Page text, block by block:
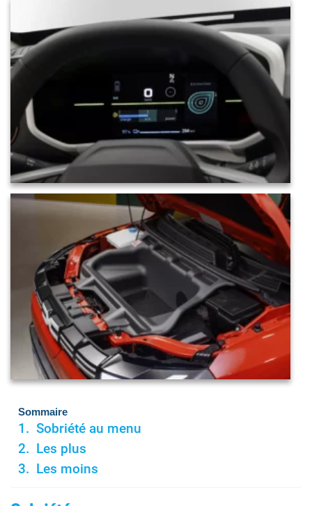
Sommaire
Sobriété au menu
Les plus
Les moins